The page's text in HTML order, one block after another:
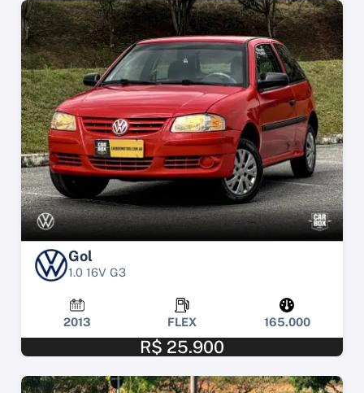
Gol
1.0 16V G3
2013 FLEX 165.000
R$ 25.900